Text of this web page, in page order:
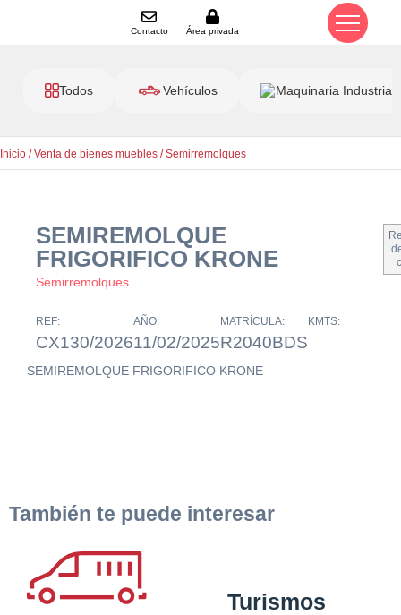
Contacto Área privada
Todos Vehículos Maquinaria Industrial
Inicio /Venta de bienes muebles /Semirremolques
SEMIREMOLQUE
FRIGORIFICO KRONE
Semirremolques
REF:
CX130/2026
AÑO:
11/02/2025
MATRÍCULA:
R2040BDS
KMTS:
SEMIREMOLQUE FRIGORIFICO KRONE
También te puede interesar
Turismos